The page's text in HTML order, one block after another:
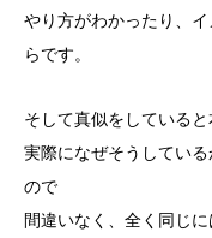
やり方がわかったり、
らです。
そして真似をしている
実際になぜそうしてい
ので
間違いなく、全く同じに